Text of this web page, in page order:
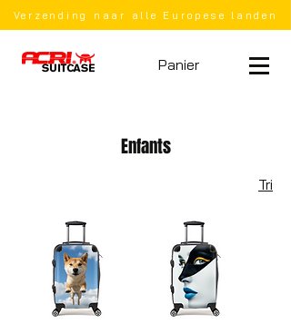
Verzending naar alle Europese landen
Panier
Enfants
Tri